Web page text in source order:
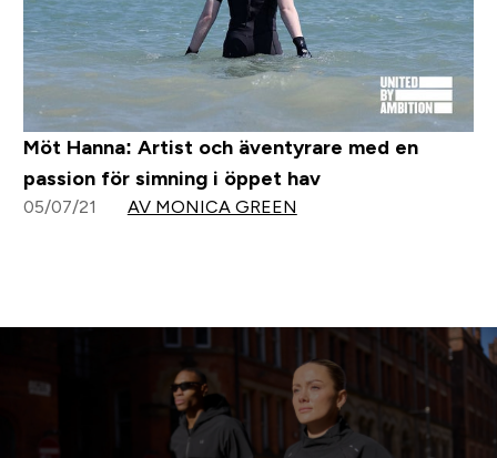
Möt Hanna: Artist och äventyrare med en
passion för simning i öppet hav
05/07/21 AV MONICA GREEN